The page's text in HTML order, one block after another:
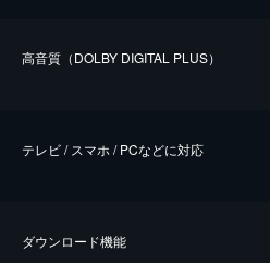
⾼⾳質（DOLBY DIGITAL PLUS）
テレビ / スマホ / PCなどに対応
ダウンロード機能